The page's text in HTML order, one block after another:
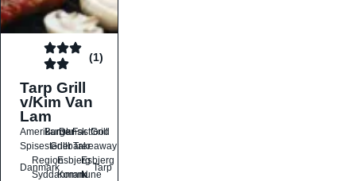
(1)
Tarp Grill
v/Kim Van
Lam
Amerikansk
BurgerDanskFastfood
Grill
SpisestederGrillbarerTakeaway
Danmark
Region
Syddanmark
Esbjerg
Kommune
Esbjerg
N
Tarp